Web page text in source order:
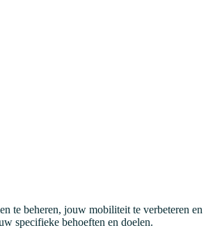
te beheren, jouw mobiliteit te verbeteren en
specifieke behoeften en doelen.